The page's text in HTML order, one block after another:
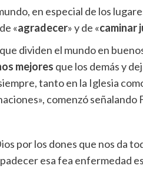
en especial de los
«agradecer» y de «caminar
dividen el mundo en
mejores que los demás y
tanto en la Iglesia
comenzó señalando
por los dones que nos da
esa fea enfermedad